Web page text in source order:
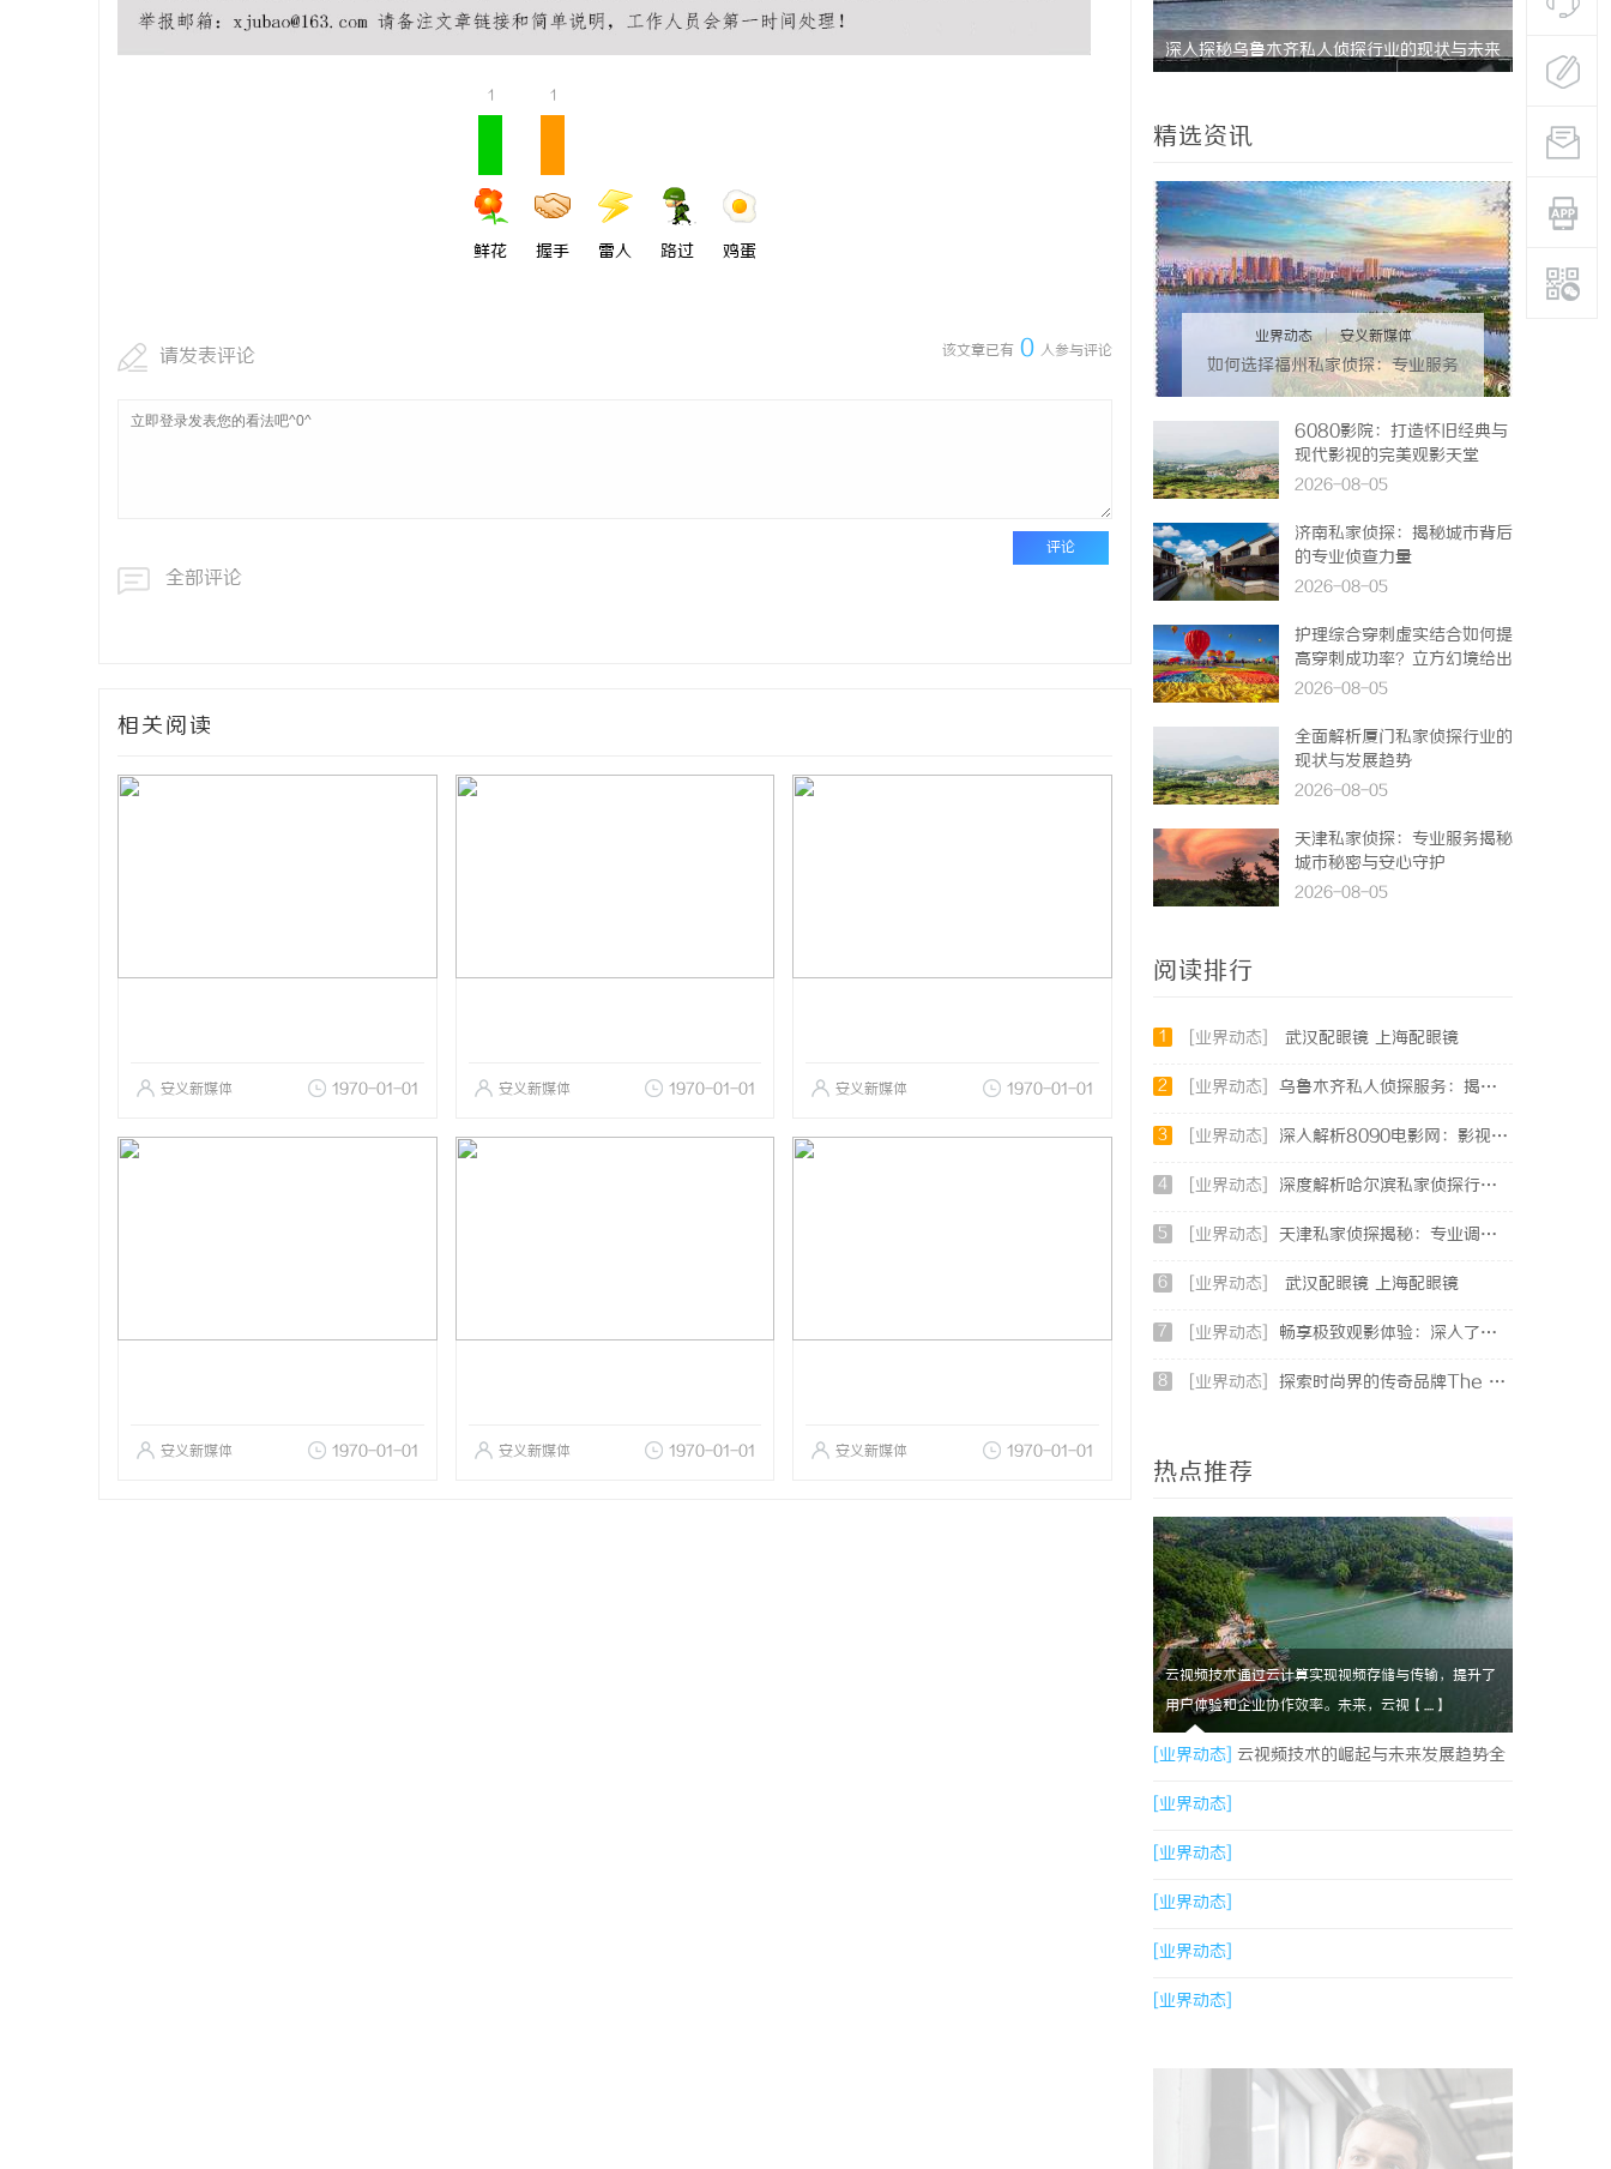
1
鲜花
1
握手 雷人 路过 鸡蛋
该文章已有 0 人参与评论
请发表评论
评论
全部评论
相关阅读
安义新媒体 1970-01-01 安义新媒体 1970-01-01 安义新媒体 1970-01-01
安义新媒体 1970-01-01 安义新媒体 1970-01-01 安义新媒体 1970-01-01
武汉配眼镜 上海配眼镜 武汉配眼镜 上海配眼镜 深入探秘乌鲁木齐私人侦探行业的现状与未来 揭秘成都
精选资讯
业界动态 | 安义新媒体
如何选择福州私家侦探：专业服务
与实用指南详解
6080影院：打造怀旧经典与
现代影视的完美观影天堂
2026-08-05
济南私家侦探：揭秘城市背后
的专业侦查力量
2026-08-05
护理综合穿刺虚实结合如何提
高穿刺成功率？立方幻境给出
答案
2026-08-05
全面解析厦门私家侦探行业的
现状与发展趋势
2026-08-05
天津私家侦探：专业服务揭秘
城市秘密与安心守护
2026-08-05
阅读排行
1 [业界动态] 武汉配眼镜 上海配眼镜
2 [业界动态] 乌鲁木齐私人侦探服务：揭秘专业调查背后的故事与应用
3 [业界动态] 深入解析8090电影网：影视爱好者的天堂与全新观影体验
4 [业界动态] 深度解析哈尔滨私家侦探行业的发展与应用现状
5 [业界动态] 天津私家侦探揭秘：专业调查服务与行业现状详细解析
6 [业界动态] 武汉配眼镜 上海配眼镜
7 [业界动态] 畅享极致观影体验：深入了解不卡电影网的独特优势与使用指南
8 [业界动态] 探索时尚界的传奇品牌The Row：奢华与极简的完美融合
热点推荐
云视频技术通过云计算实现视频存储与传输，提升了
用户体验和企业协作效率。未来，云视【....】
[业界动态] 云视频技术的崛起与未来发展趋势全
面解析
[业界动态]
[业界动态]
[业界动态]
[业界动态]
[业界动态]